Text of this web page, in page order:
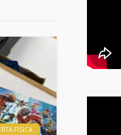
FISICA